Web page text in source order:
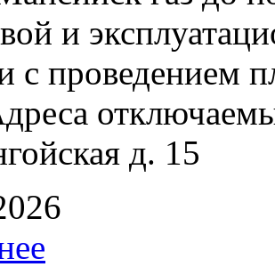
и
с проведением
д. 15